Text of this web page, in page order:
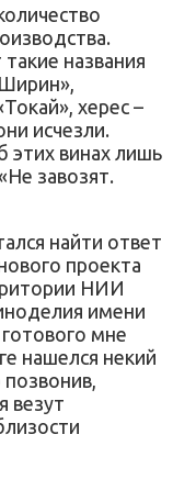
названия
херес –
исчезли.
этих винах лишь
завозят.
найти ответ
проекта
НИИ
имени
мне
нашелся некий
везут